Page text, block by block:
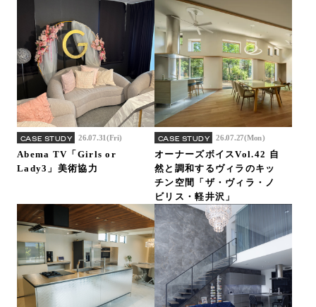
CASE STUDY 26.07.31(Fri)
Abema TV「Girls or
Lady3」美術協力
CASE STUDY 26.07.27(Mon)
オーナーズボイスVol.42 自
然と調和するヴィラのキッ
チン空間「ザ・ヴィラ・ノ
ビリス・軽井沢」